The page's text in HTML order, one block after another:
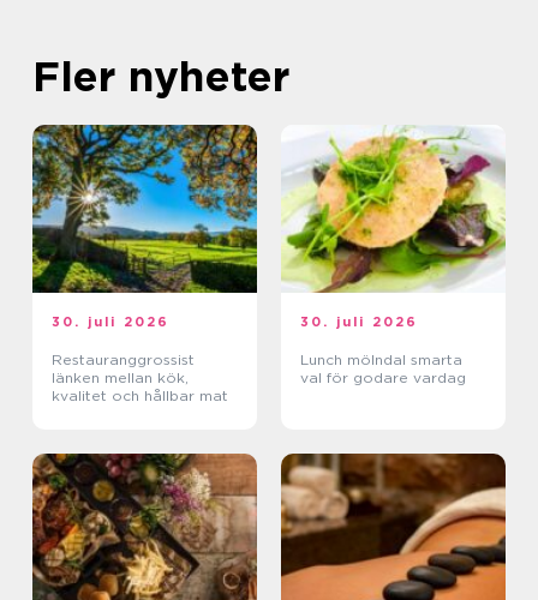
Fler nyheter
30. juli 2026
Restauranggrossist
länken mellan kök,
kvalitet och hållbar mat
30. juli 2026
Lunch mölndal smarta
val för godare vardag